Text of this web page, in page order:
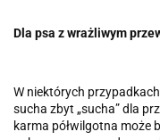
Dla psa z wrażliwym
W niektórych
sucha zbyt „sucha” dla
karma półwilgotna może